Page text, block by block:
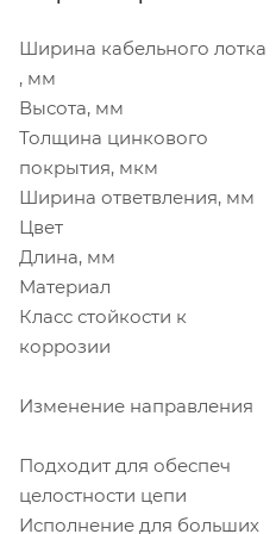
Ширина кабельного лотка
, мм
Высота, мм
Толщина цинкового
покрытия, мкм
Ширина ответвления, мм
Цвет
Длина, мм
Материал
Класс стойкости к
коррозии
Изменение направления
Подходит для обеспеч
целостности цепи
Исполнение для больших